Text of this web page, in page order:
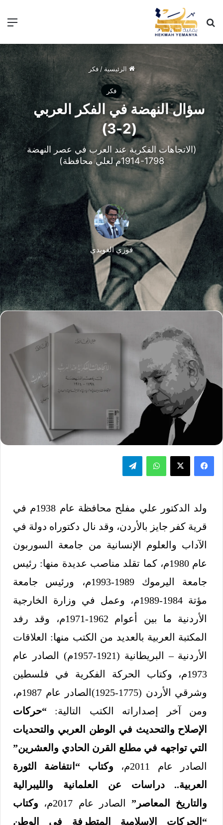
الرئيسية / فكر
فكر
سؤال النهضة في الفكر العربي
(2-3)
(الاتجاهات الفكرية عند العرب في عصر النهضة
1798-1914م لعلي محافظة)
فوزي الغويدي
ولد الدكتور علي مفلح محافظة عام 1938م في
قرية كفر جايز بالأردن، وقد نال دكتوراه دولة في
الآداب والعلوم الإنسانية من جامعة السوربون
عام 1980م، كما تقلد مناصب عديدة منها: رئيس
جامعة اليرموك 1989-1993م، ورئيس جامعة
مؤتة 1984-1989م، وعمل في وزارة الخارجية
الأردنية ما بين أعوام 1962-1971م، وقد رفد
المكتبة العربية بالعديد من الكتب منها: العلاقات
الأردنية – البريطانية (1921-1957م) الصادر عام
1973م، وكتاب الحركة الفكرية في فلسطين
وشرقي الأردن (1775-1925)الصادر عام 1987م،
ومن آخر إصداراته الكتب التالية: “حركات
الإصلاح والتحديث في الوطن العربي والتحديات
التي تواجهه في مطلع القرن الحادي والعشرين”
الصادر عام 2011م،
وكتاب “انتفاضة الثورة
العربية.. دراسات عن العلمانية والليبرالية
والتاريخ المعاصر”الصادر عام 2017م،
وكتاب
“الحركات الإسلامية المتطرفة في الوطن